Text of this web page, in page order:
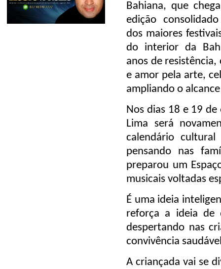
Bahiana, que
edição
dos maiores
do interior da
anos de
e amor pela arte,
ampliando o
Nos dias 18 e 19
Lima será
calendário
pensando nas
preparou um
musicais voltadas
É uma ideia
reforça a ideia
despertando nas
convivência
A criançada vai se